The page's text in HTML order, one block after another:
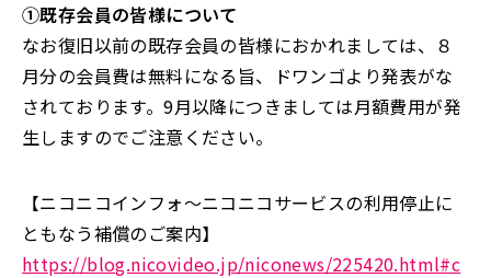
①既存会員の皆様について
なお復旧以前の既存会員の皆様におかれましては、８
月分の会員費は無料になる旨、ドワンゴより発表がな
されております。9月以降につきましては月額費用が発
生しますのでご注意ください。
【ニコニコインフォ〜ニコニコサービスの利用停止に
ともなう補償のご案内】
https://blog.nicovideo.jp/niconews/225420.html#c